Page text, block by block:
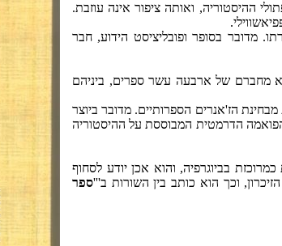
ההיסטוריה, ואותה ציפור אינה עוזבת.
מדובר בסופר ופובליציסט הידוע, חבר
גולה לגאולה: יעקב פפיאשוילי עלה לישראל בשנת 1996. נכון לעכשיו, הוא מחברם של ארבעה עשר ספרים, ביניהם
מבחינת הז'אנרים הספרותיים. מדובר ביוצר
רק את הז'אנר הלירי, אלא גם את הפואמה הדרמטית המבוססת על ההיסטוריה
העלילה נראית כמרוכזת בביוגרפיה, והוא אכן יודע לסחוף
וכך הוא כותב בין השורות ב'''ספר